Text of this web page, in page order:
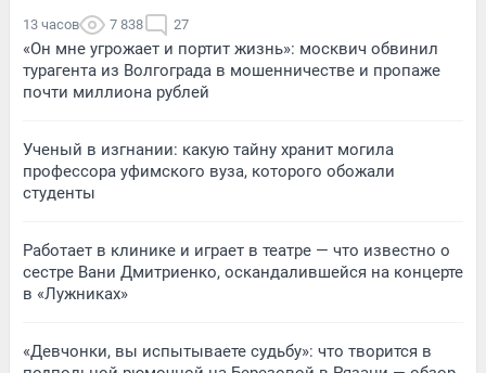
13 часов 7 838 27
«Он мне угрожает и портит жизнь»: москвич обвинил
турагента из Волгограда в мошенничестве и пропаже
почти миллиона рублей
Ученый в изгнании: какую тайну хранит могила
профессора уфимского вуза, которого обожали
студенты
Работает в клинике и играет в театре — что известно о
сестре Вани Дмитриенко, оскандалившейся на концерте
в «Лужниках»
«Девчонки, вы испытываете судьбу»: что творится в